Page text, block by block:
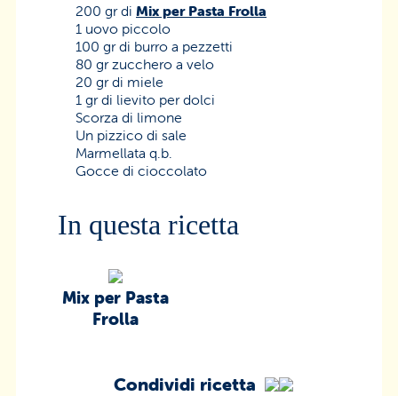
200 gr di Mix per Pasta Frolla
1 uovo piccolo
100 gr di burro a pezzetti
80 gr zucchero a velo
20 gr di miele
1 gr di lievito per dolci
Scorza di limone
Un pizzico di sale
Marmellata q.b.
Gocce di cioccolato
In questa ricetta
Mix per Pasta
Frolla
Condividi ricetta